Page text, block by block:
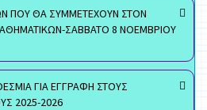
ΠΟΥ ΘΑ ΣΥΜΜΕΤΕΧΟΥΝ ΣΤΟΝ
ΣΑΒΒΑΤΟ 8 ΝΟΕΜΒΡΙΟΥ
ΓΙΑ ΕΓΓΡΑΦΗ ΣΤΟΥΣ
2025-2026